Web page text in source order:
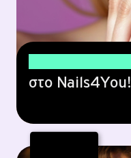
στο Nails4You!